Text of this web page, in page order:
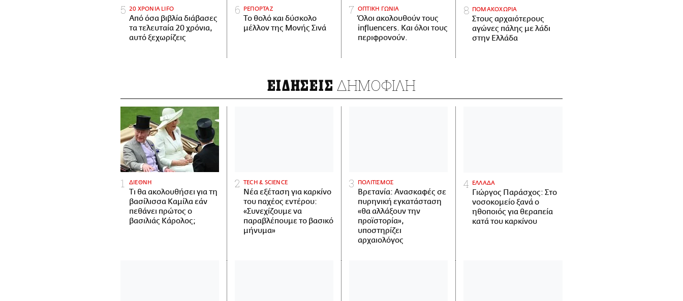
20 ΧΡΟΝΙΑ LIFO
Από όσα βιβλία διάβασες
τα τελευταία 20 χρόνια,
αυτό ξεχωρίζεις
ΡΕΠΟΡΤΑΖ
Το θολό και δύσκολο
μέλλον της Μονής Σινά
ΟΠΤΙΚΗ ΓΩΝΙΑ
Όλοι ακολουθούν τους
influencers. Και όλοι τους
περιφρονούν.
ΠΟΜΑΚΟΧΩΡΙΑ
Στους αρχαιότερους
αγώνες πάλης με λάδι
στην Ελλάδα
ΕΙΔΗΣΕΙΣ ΔΗΜΟΦΙΛΗ
ΔΙΕΘΝΗ
Τι θα ακολουθήσει για τη
βασίλισσα Καμίλα εάν
πεθάνει πρώτος ο
βασιλιάς Κάρολος;
ΤECH & SCIENCE
Νέα εξέταση για καρκίνο
του παχέος εντέρου:
«Συνεχίζουμε να
παραβλέπουμε το βασικό
μήνυμα»
ΠΟΛΙΤΙΣΜΟΣ
Βρετανία: Ανασκαφές σε
πυρηνική εγκατάσταση
«θα αλλάξουν την
προϊστορία»,
υποστηρίζει
αρχαιολόγος
ΕΛΛΑΔΑ
Γιώργος Παράσχος: Στο
νοσοκομείο ξανά ο
ηθοποιός για θεραπεία
κατά του καρκίνου